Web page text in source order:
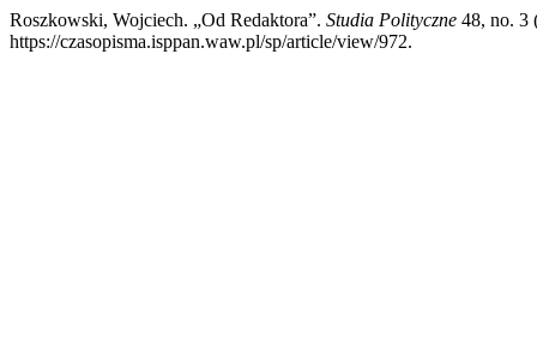
Roszkowski, Wojciech. „Od Redaktora”. Studia Polityczne 48, no. 3
https://czasopisma.isppan.waw.pl/sp/article/view/972.